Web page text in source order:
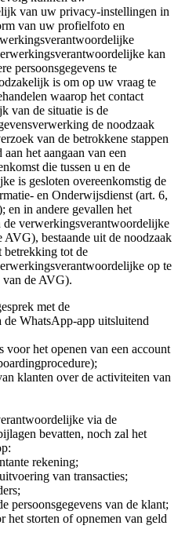
van uw privacy-instellingen in
van uw profielfoto en
kan
persoonsgegevens te
is om op uw vraag te
waarop het contact
van de situatie is de
de noodzaak
van de betrokkene stappen
het aangaan van een
die tussen u en de
is gesloten overeenkomstig de
en Onderwijsdienst (art. 6,
en in andere gevallen het
de verwerkingsverantwoordelijke
bestaande uit de noodzaak
betrekking tot de
op te
van de AVG).
met de
WhatsApp-app uitsluitend
voor het openen van een account
klanten over de activiteiten van
via de
bevatten, noch zal het
rekening;
van transacties;
persoonsgegevens van de klant;
het storten of opnemen van geld